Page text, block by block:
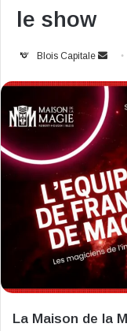
le show
Blois Capitale
La Maison de la